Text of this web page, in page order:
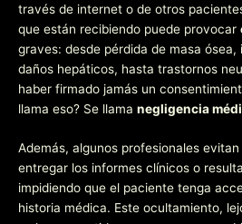
través de internet o de otros
que están recibiendo puede provocar
graves: desde pérdida de masa
daños hepáticos, hasta trastornos
haber firmado jamás un
llama eso? Se llama negligencia
Además, algunos profesionales
entregar los informes clínicos o
impidiendo que el paciente tenga
historia médica. Este ocultamiento,